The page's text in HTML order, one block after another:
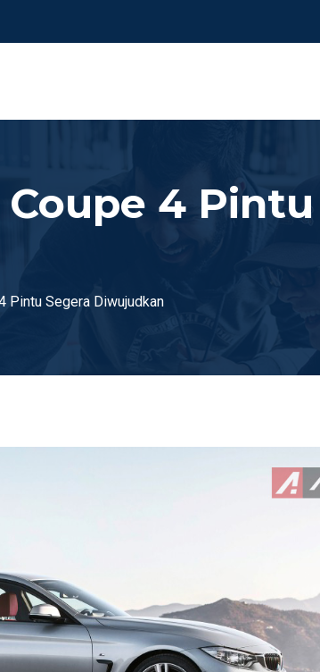
4 Pintu
Pintu Segera Diwujudkan